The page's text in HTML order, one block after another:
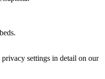
settings in detail on our